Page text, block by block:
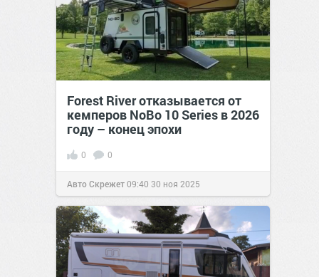
Forest River отказывается от
кемперов NoBo 10 Series в 2026
году – конец эпохи
0 0
Авто Скрежет09:40 30 ноя 2025